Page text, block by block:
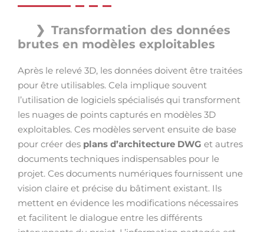
Transformation des données
brutes en modèles exploitables
Après le relevé 3D, les données doivent être traitées
pour être utilisables. Cela implique souvent
l’utilisation de logiciels spécialisés qui transforment
les nuages de points capturés en modèles 3D
exploitables. Ces modèles servent ensuite de base
pour créer des plans d’architecture DWG et autres
documents techniques indispensables pour le
projet. Ces documents numériques fournissent une
vision claire et précise du bâtiment existant. Ils
mettent en évidence les modifications nécessaires
et facilitent le dialogue entre les différents